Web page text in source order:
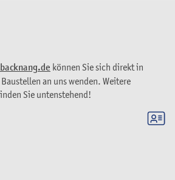
können Sie sich direkt in
an uns wenden. Weitere
Sie untenstehend!